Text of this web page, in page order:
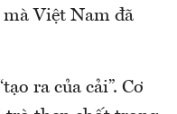
Việt Nam đã
ra của cải”. Cơ